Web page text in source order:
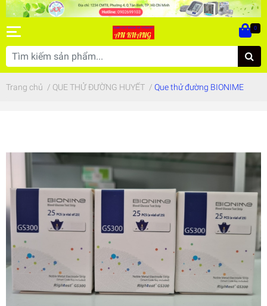
0
Trang chủ / QUE THỬ ĐƯỜNG HUYẾT / Que thử đường BIONIME